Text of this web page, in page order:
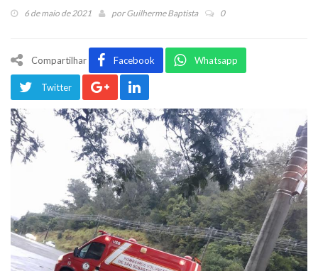
6 de maio de 2021 porGuilherme Baptista 0
Compartilhar Facebook Whatsapp
Twitter